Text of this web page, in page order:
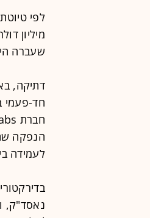
שעברה היו לחברה 649 אלף
לעמידה